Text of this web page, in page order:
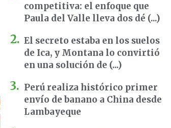
competitiva: el enfoque que
Paula del Valle lleva dos dé (...)
El secreto estaba en los suelos
de Ica, y Montana lo convirtió
en una solución de (...)
Perú realiza histórico primer
envío de banano a China desde
Lambayeque